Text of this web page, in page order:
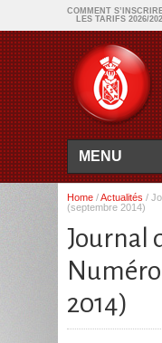
COMMENT
LES TARIFS 2026/
MENU
Home /Actualités /
(septembre 2014)
Journal
2014)